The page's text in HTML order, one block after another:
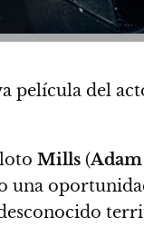
película del
Mills (
una